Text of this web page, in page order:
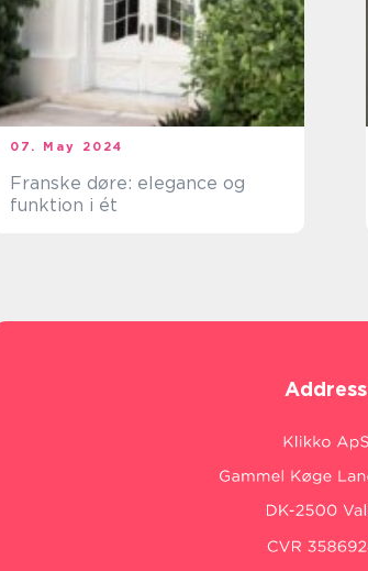
07. May 2024
Franske døre: elegance og
funktion i ét
Address